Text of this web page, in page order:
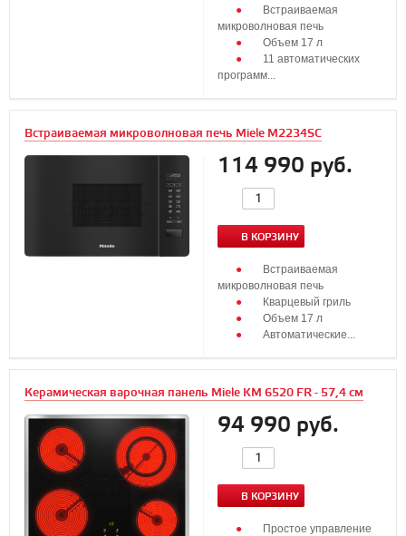
Встраиваемая
микроволновая печь
Объем 17 л
11 автоматических
программ...
Встраиваемая микроволновая печь Miele M2234SC
114 990 руб.
В КОРЗИНУ
Встраиваемая
микроволновая печь
Кварцевый гриль
Объем 17 л
Автоматические...
Керамическая варочная панель Miele KM 6520 FR - 57,4 см
94 990 руб.
В КОРЗИНУ
Простое управление